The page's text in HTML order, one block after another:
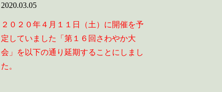
2020.03.05
２０２０年４月１１日（土）に開催を予
定していました「第１６回さわやか大
会」を以下の通り延期することにしまし
た。